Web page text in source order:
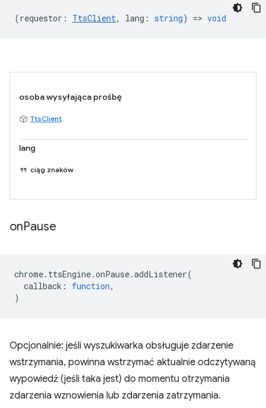
(requestor : TtsClient, lang : string) => void
osoba wysyłająca prośbę
TtsClient
lang
ciąg znaków
onPause
chrome. ttsEngine.onPause.addListener(
callback : function,
)
Opcjonalnie: jeśli wyszukiwarka obsługuje zdarzenie
wstrzymania, powinna wstrzymać aktualnie odczytywaną
wypowiedź (jeśli taka jest) do momentu otrzymania
zdarzenia wznowienia lub zdarzenia zatrzymania.